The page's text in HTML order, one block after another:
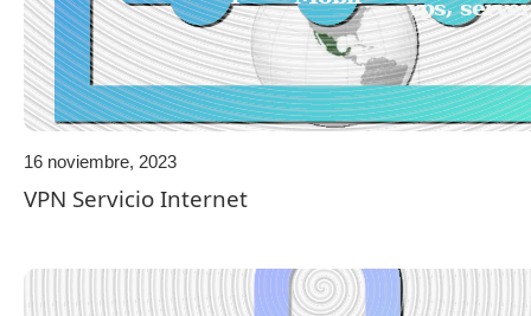
16 noviembre, 2023
VPN Servicio Internet